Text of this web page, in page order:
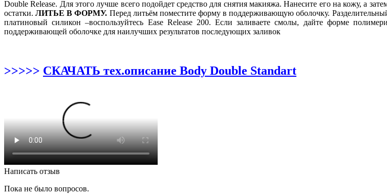
Double Release. Для этого лучше всего подойдет средство для снятия макияжа. Нанесите его на кожу, а
остатки.ЛИТЬЕ В ФОРМУ. Перед литьём поместите форму в поддерживающую оболочку.
платиновый силикон –воспользуйтесь Ease Release 200. Если заливаете смолы, дайте форме
поддерживающей оболочке для наилучших результатов последующих заливок
>>>>> СКАЧАТЬ тех.описание Body Double Standart
Написать отзыв
Пока не было вопросов.